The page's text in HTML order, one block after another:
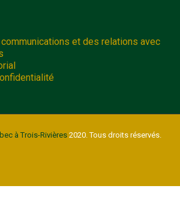
et des relations avec
à Trois-Rivières2020. Tous droits réservés.